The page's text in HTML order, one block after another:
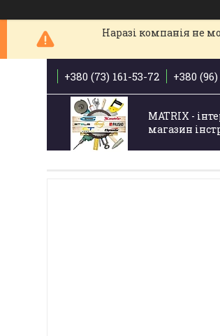
Наразі компанія не
+380 (73) 161-53-72 +380
MATRIX -
магазин